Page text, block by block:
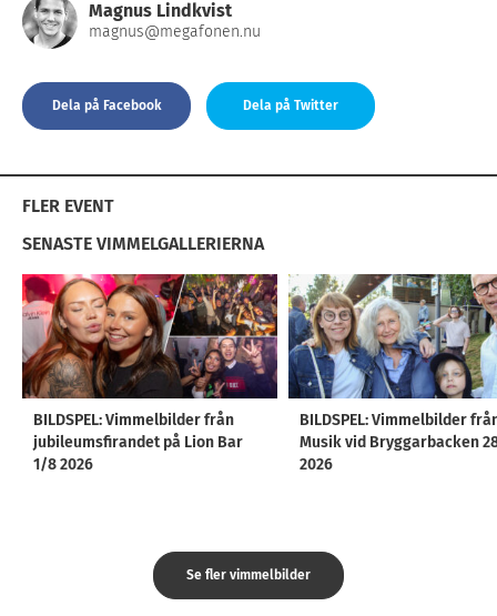
Magnus Lindkvist
magnus@megafonen.nu
Dela på Facebook Dela på Twitter
FLER EVENT
SENASTE VIMMELGALLERIERNA
BILDSPEL: Vimmelbilder från
jubileumsfirandet på Lion Bar
1/8 2026
BILDSPEL: Vimmelbilder
Musik vid Bryggarbacken
2026
Se fler vimmelbilder